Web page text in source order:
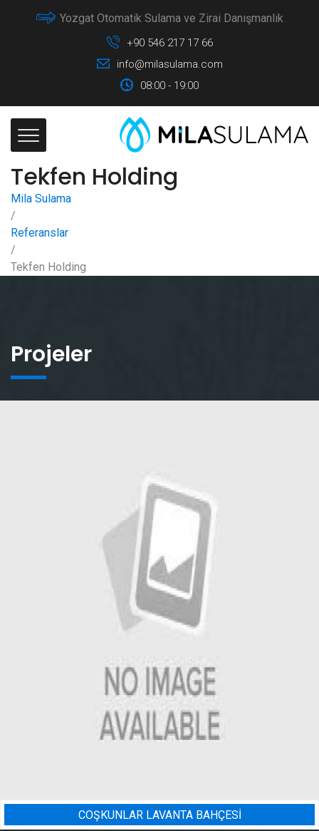
Yozgat Otomatik Sulama ve Zirai Danışmanlık
+90 546 217 17 66
info@milasulama.com
08:00 - 19:00
Tekfen Holding
Mila Sulama
/
Referanslar
/
Tekfen Holding
Projeler
COŞKUNLAR LAVANTA BAHÇESİ